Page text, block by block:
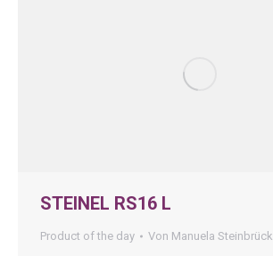
STEINEL RS16 L
Product of the day Von Manuela Steinbrück